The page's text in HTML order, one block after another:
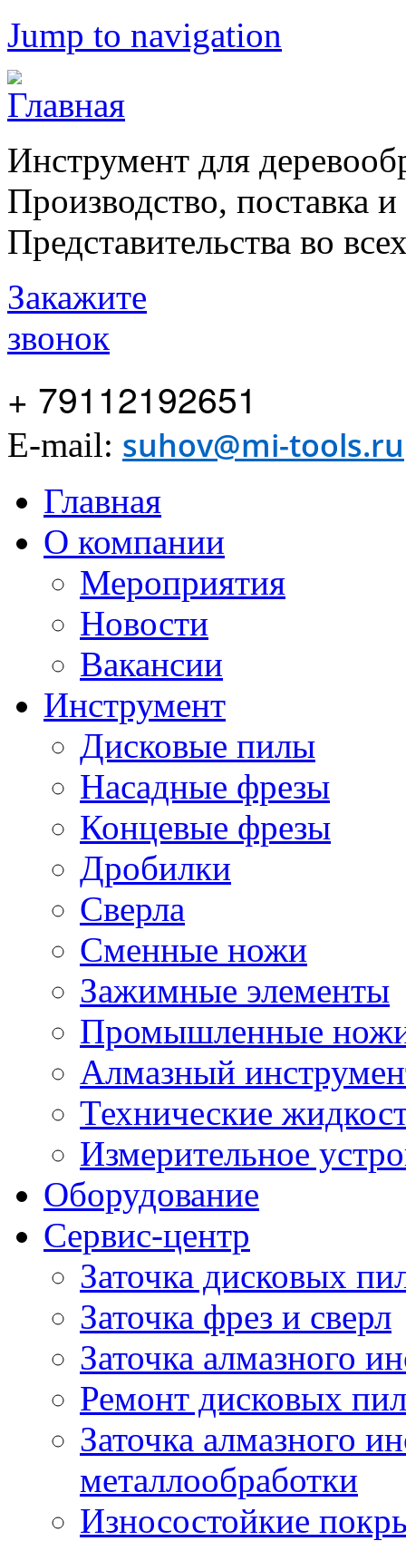
Jump to navigation
Инструмент для
Производство, поставка
Представительства во
Закажите
звонок
+ 79112192651
E-mail: suhov@mi-tools.ru
Главная
О компании
Мероприятия
Новости
Вакансии
Инструмент
Дисковые пилы
Насадные фрезы
Концевые фрезы
Дробилки
Сверла
Сменные ножи
Зажимные элементы
Промышленные
Алмазный
Технические
Измерительное
Оборудование
Сервис-центр
Заточка дисковых
Заточка фрез и сверл
Заточка алмазного
Ремонт дисковых пил
Заточка алмазного
металлообработки
Износостойкие